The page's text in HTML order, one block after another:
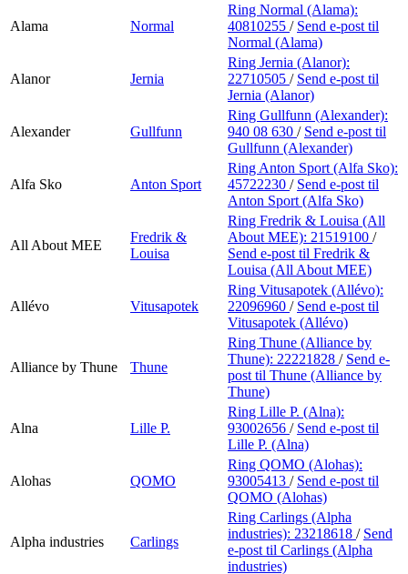
Alama Normal
Ring Normal (Alama):
40810255 / Send e-post til
Normal (Alama)
Alanor Jernia
Ring Jernia (Alanor):
22710505 / Send e-post til
Jernia (Alanor)
Alexander Gullfunn
Ring Gullfunn (Alexander):
940 08 630 / Send e-post til
Gullfunn (Alexander)
Alfa Sko Anton Sport
Ring Anton Sport (Alfa Sko):
45722230 / Send e-post til
Anton Sport (Alfa Sko)
All About MEE
Fredrik &
Louisa
Ring Fredrik & Louisa (All
About MEE): 21519100 /
Send e-post til Fredrik &
Louisa (All About MEE)
Allévo Vitusapotek
Ring Vitusapotek (Allévo):
22096960 / Send e-post til
Vitusapotek (Allévo)
Alliance by Thune Thune
Ring Thune (Alliance by
Thune): 22221828 / Send e-
post til Thune (Alliance by
Thune)
Alna Lille P.
Ring Lille P. (Alna):
93002656 / Send e-post til
Lille P. (Alna)
Alohas QOMO
Ring QOMO (Alohas):
93005413 / Send e-post til
QOMO (Alohas)
Alpha industries Carlings
Ring Carlings (Alpha
industries): 23218618 / Send
e-post til Carlings (Alpha
industries)